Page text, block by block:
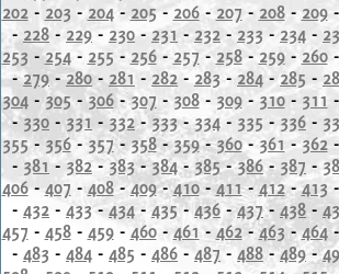
202- 203 - 204- 205 - 206- 207 - 208- 209-
- 228- 229 - 230 - 231 - 232 - 233 - 234 -
253 -254- 255 - 256- 257 - 258- 259- 260-
-279 -280- 281 - 282- 283- 284 - 285 -
304-305-306-307 - 308- 309- 310- 311 -
-330 - 331 -332- 333-334 - 335 - 336 -
355- 356- 357- 358-359-360- 361 - 362-
- 381 - 382-383-384- 385-386 - 387 -
406- 407 -408-409-410- 411-412-413-
- 432 - 433-434- 435- 436-437- 438 -
457 - 458- 459- 460-461 - 462- 463-464
- 483 - 484 - 485 - 486 - 487- 488 -489 -